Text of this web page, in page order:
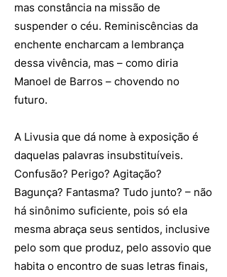
mas constância na missão de
suspender o céu. Reminiscências da
enchente encharcam a lembrança
dessa vivência, mas – como diria
Manoel de Barros – chovendo no
futuro.
A Livusia que dá nome à exposição é
daquelas palavras insubstituíveis.
Confusão? Perigo? Agitação?
Bagunça? Fantasma? Tudo junto? – não
há sinônimo suficiente, pois só ela
mesma abraça seus sentidos, inclusive
pelo som que produz, pelo assovio que
habita o encontro de suas letras finais,